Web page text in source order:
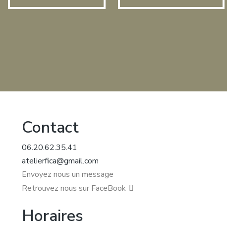
Contact
06.20.62.35.41
atelierfica@gmail.com
Envoyez nous un message
Retrouvez nous sur FaceBook
Horaires